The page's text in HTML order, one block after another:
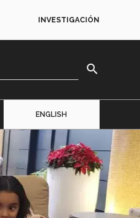
INVESTIGACIÓN
search
ENGLISH